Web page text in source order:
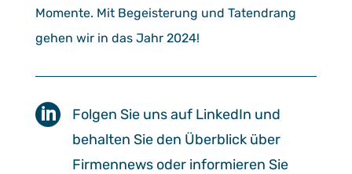
Momente. Mit Begeisterung und Tatendrang
gehen wir in das Jahr 2024!

Folgen Sie uns auf LinkedIn und
behalten Sie den Überblick über
Firmennews oder informieren Sie